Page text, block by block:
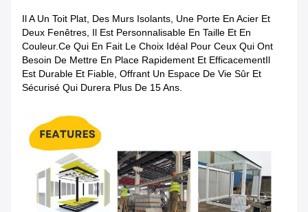
Il A Un Toit Plat, Des Murs Isolants, Une Porte En Acier Et
Deux Fenêtres, Il Est Personnalisable En Taille Et En
Couleur.ce Qui En Fait Le Choix Idéal Pour Ceux Qui Ont
Besoin De Mettre En Place Rapidement Et EfficacementIl
Est Durable Et Fiable, Offrant Un Espace De Vie Sûr Et
Sécurisé Qui Durera Plus De 15 Ans.